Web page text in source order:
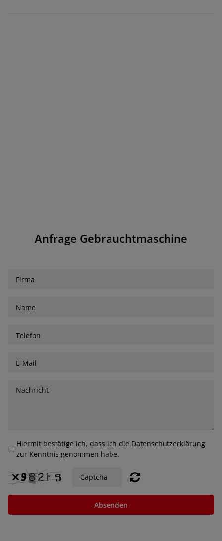
Anfrage Gebrauchtmaschine
Hiermit bestätige ich, dass ich die Datenschutzerklärung
zur Kenntnis genommen habe.
Absenden